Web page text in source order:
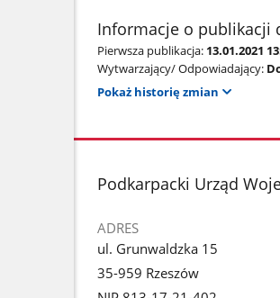
Informacje o publikacji
Pierwsza publikacja: 13.01.2021
Wytwarzający/ Odpowiadający:
Pokaż historię zmian
stopka
Podkarpacki Urząd
ADRES
ul. Grunwaldzka 15
35-959 Rzeszów